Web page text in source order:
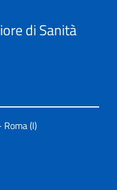
di Sanità
(I)